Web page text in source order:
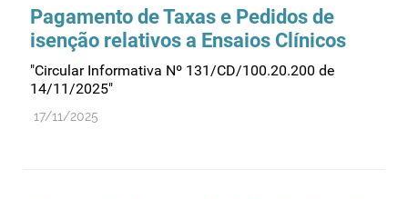
Pagamento de Taxas e Pedidos de
isenção relativos a Ensaios Clínicos
"Circular Informativa Nº 131/CD/100.20.200 de
14/11/2025"
17/11/2025